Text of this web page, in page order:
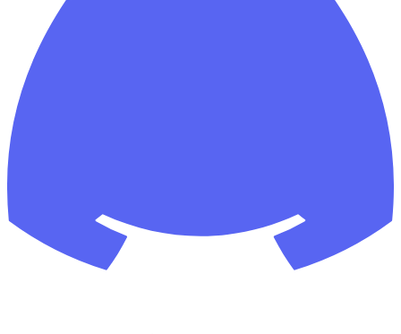
Les prochains événements liés à cette action s’afficheront ici dès
qu’ils seront disponibles.